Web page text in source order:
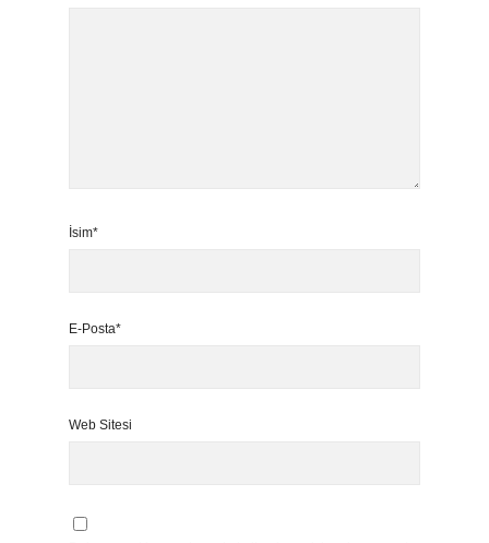
İsim*
E-Posta*
Web Sitesi